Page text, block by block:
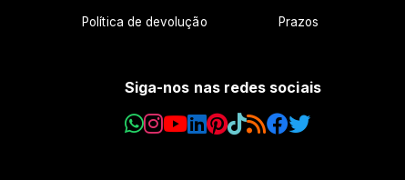
Política de devolução Prazos
Siga-nos nas redes sociais